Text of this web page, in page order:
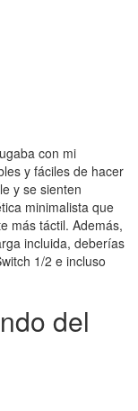
con mi
y fáciles de hacer
y se sienten
minimalista que
más táctil. Además,
incluida, deberías
1/2 e incluso
del